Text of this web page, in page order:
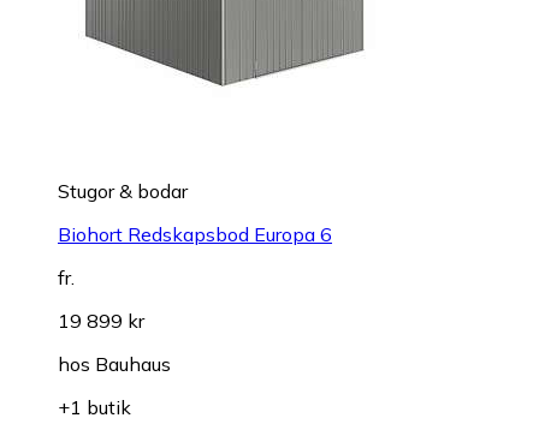
Stugor & bodar
Biohort Redskapsbod Europa 6
fr.
19 899 kr
hos Bauhaus
+1 butik